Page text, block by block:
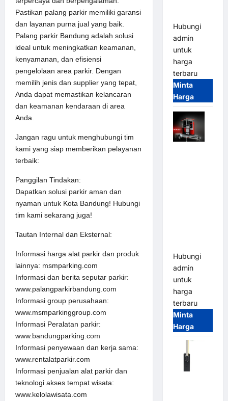
Pastikan palang parkir memiliki garansi
dan layanan purna jual yang baik.
Palang parkir Bandung adalah solusi
ideal untuk meningkatkan keamanan,
kenyamanan, dan efisiensi
pengelolaan area parkir. Dengan
memilih jenis dan supplier yang tepat,
Anda dapat memastikan kelancaran
dan keamanan kendaraan di area
Anda.
Jangan ragu untuk menghubungi tim
kami yang siap memberikan pelayanan
terbaik:
Panggilan Tindakan:
Dapatkan solusi parkir aman dan
nyaman untuk Kota Bandung! Hubungi
tim kami sekarang juga!
Tautan Internal dan Eksternal:
Informasi harga alat parkir dan produk
lainnya: msmparking.com
Informasi dan berita seputar parkir:
www.palangparkirbandung.com
Informasi group perusahaan:
www.msmparkinggroup.com
Informasi Peralatan parkir:
www.bandungparking.com
Informasi penyewaan dan kerja sama:
www.rentalatparkir.com
Informasi penjualan alat parkir dan
teknologi akses tempat wisata:
www.kelolawisata.com
Hubungi
admin
untuk
harga
terbaru
Minta
Harga
Hubungi
admin
untuk
harga
terbaru
Minta
Harga